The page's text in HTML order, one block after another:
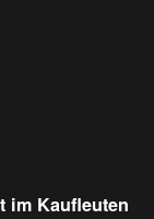
im Kaufleuten